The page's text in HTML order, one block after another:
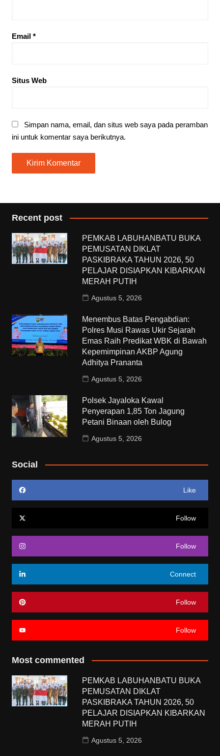
Email *
Situs Web
Simpan nama, email, dan situs web saya pada peramban
ini untuk komentar saya berikutnya.
Recent post
PEMKAB LABUHANBATU BUKA
PEMUSATAN DIKLAT
PASKIBRAKA TAHUN 2026, 50
PELAJAR DISIAPKAN KIBARKAN
MERAH PUTIH
Agustus 5, 2026
Menembus Batas Pengabdian:
Polres Musi Rawas Ukir Sejarah
Emas Raih Predikat WBK di Bawah
Kepemimpinan AKBP Agung
Adhitya Prananta
Agustus 5, 2026
Polsek Jayaloka Kawal
Penyerapan 1,85 Ton Jagung
Petani Binaan oleh Bulog
Agustus 5, 2026
Social
Like
Follow
Follow
Connect
Follow
Follow
Most commented
PEMKAB LABUHANBATU BUKA
PEMUSATAN DIKLAT
PASKIBRAKA TAHUN 2026, 50
PELAJAR DISIAPKAN KIBARKAN
MERAH PUTIH
Agustus 5, 2026